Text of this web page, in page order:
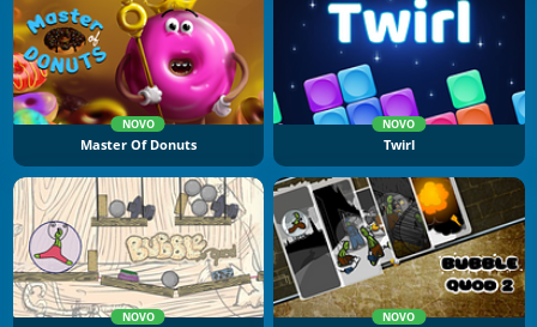
NOVO
Master Of Donuts
NOVO
Twirl
NOVO NOVO